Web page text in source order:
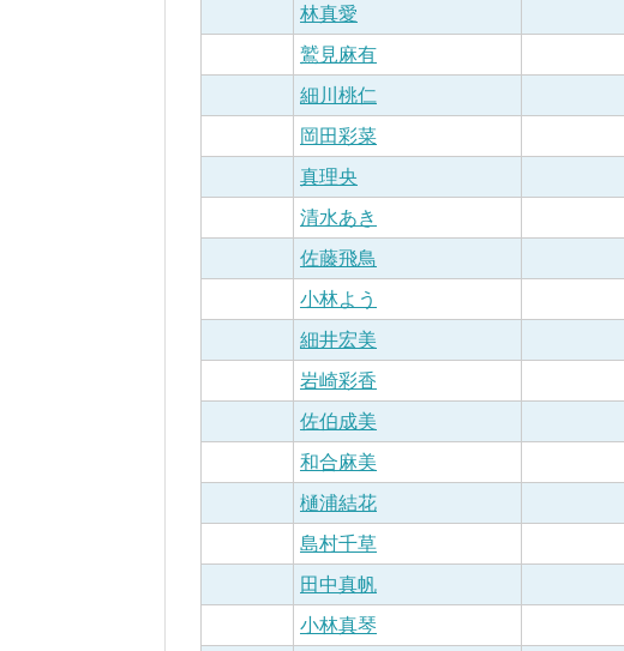
林真愛
鷲見麻有
細川桃仁
岡田彩菜
真理央
清水あき
佐藤飛鳥
小林よう
細井宏美
岩崎彩香
佐伯成美
和合麻美
樋浦結花
島村千草
田中真帆
小林真琴